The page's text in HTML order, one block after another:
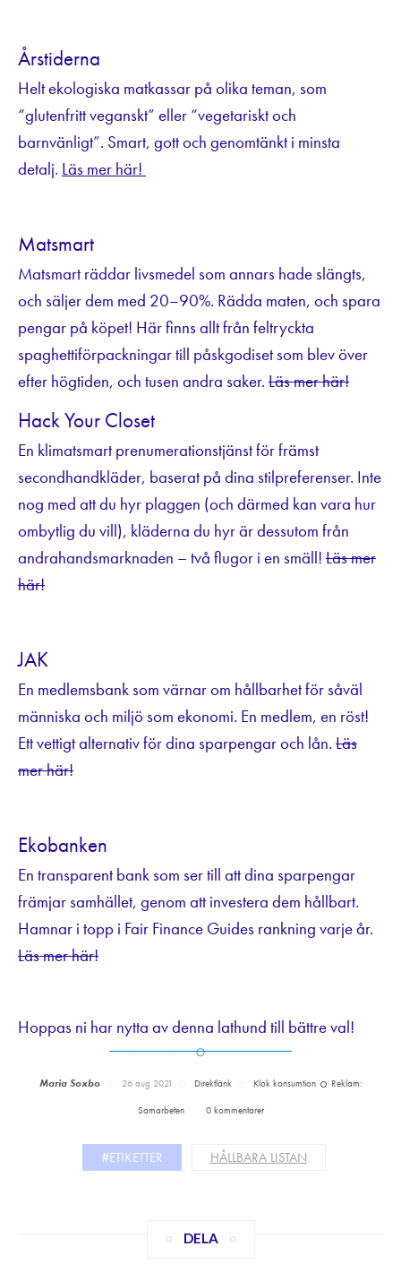
Årstiderna
Helt ekologiska matkassar på olika teman, som
“glutenfritt veganskt” eller “vegetariskt och
barnvänligt”. Smart, gott och genomtänkt i minsta
detalj. Läs mer här!
Matsmart
Matsmart räddar livsmedel som annars hade slängts,
och säljer dem med 20–90%. Rädda maten, och spara
pengar på köpet! Här finns allt från feltryckta
spaghettiförpackningar till påskgodiset som blev över
efter högtiden, och tusen andra saker. Läs mer här!
Hack Your Closet
En klimatsmart prenumerationstjänst för främst
secondhandkläder, baserat på dina stilpreferenser. Inte
nog med att du hyr plaggen (och därmed kan vara hur
ombytlig du vill), kläderna du hyr är dessutom från
andrahandsmarknaden – två flugor i en smäll! Läs mer
här!
JAK
En medlemsbank som värnar om hållbarhet för såväl
människa och miljö som ekonomi. En medlem, en röst!
Ett vettigt alternativ för dina sparpengar och lån. Läs
mer här!
Ekobanken
En transparent bank som ser till att dina sparpengar
främjar samhället, genom att investera dem hållbart.
Hamnar i topp i Fair Finance Guides rankning varje år.
Läs mer här!
Hoppas ni har nytta av denna lathund till bättre val!
Maria Soxbo 26 aug 2021 Direktlänk Klok konsumtion Reklam:
Samarbeten 0 kommentarer
#ETIKETTER HÅLLBARA LISTAN
DELA